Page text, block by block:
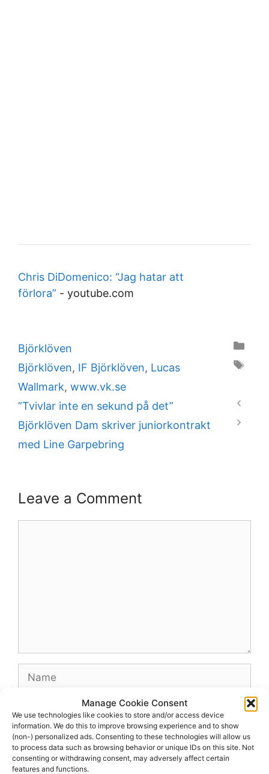
Manage Cookie Consent
We use technologies like cookies to store and/or access device
information. We do this to improve browsing experience and to show
(non-) personalized ads. Consenting to these technologies will allow us
to process data such as browsing behavior or unique IDs on this site. Not
consenting or withdrawing consent, may adversely affect certain
features and functions.
Chris DiDomenico: “Jag hatar att
förlora” - youtube.com
Categories
Björklöven
Tags
Björklöven, IF Björklöven, Lucas
Wallmark, www.vk.se
”Tvivlar inte en sekund på det”
Björklöven Dam skriver juniorkontrakt
med Line Garpebring
Leave a Comment
Name
Website